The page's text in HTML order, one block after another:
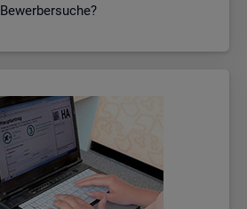
Bewerbersuche?